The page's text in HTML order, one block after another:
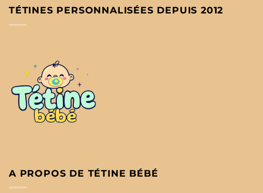
TÉTINES PERSONNALISÉES DEPUIS 2012
A PROPOS DE TÉTINE BÉBÉ